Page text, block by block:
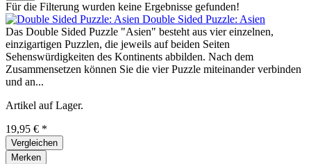
Für die Filterung wurden keine Ergebnisse gefunden!
Double Sided Puzzle: Asien
Das Double Sided Puzzle "Asien" besteht aus vier einzelnen,
einzigartigen Puzzlen, die jeweils auf beiden Seiten
Sehenswürdigkeiten des Kontinents abbilden. Nach dem
Zusammensetzen können Sie die vier Puzzle miteinander verbinden
und an...
Artikel auf Lager.
19,95 € *
Vergleichen
Merken